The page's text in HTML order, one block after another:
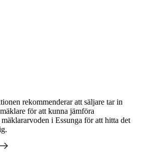
rekommenderar att säljare tar in
för att kunna jämföra
i Essunga för att hitta det